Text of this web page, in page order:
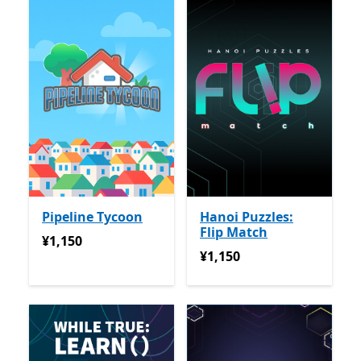
Pipeline Tycoon
¥1,150
¥1,150
Hanoi Puzzles:
Flip Match
¥1,150
¥1,150